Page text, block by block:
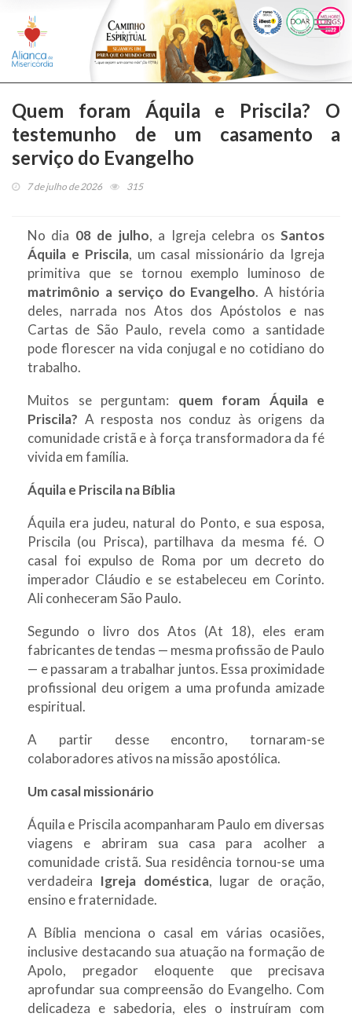
Quem foram Áquila e Priscila? O
testemunho de um casamento a
serviço do Evangelho
7 de julho de 2026 315
No dia 08 de julho, a Igreja celebra osSantos
Áquila e Priscila, um casal missionário da Igreja
primitiva que se tornou exemplo luminoso de
matrimônio a serviço do Evangelho. A história
deles, narrada nos Atos dos Apóstolos e nas
Cartas de São Paulo, revela como a santidade
pode florescer na vida conjugal e no cotidiano do
trabalho.
Muitos se perguntam: quem foram Áquila e
Priscila? A resposta nos conduz às origens da
comunidade cristã e à força transformadora da fé
vivida em família.
Áquila e Priscila na Bíblia
Áquila era judeu, natural do Ponto, e sua esposa,
Priscila (ou Prisca), partilhava da mesma fé. O
casal foi expulso de Roma por um decreto do
imperador Cláudio e se estabeleceu em Corinto.
Ali conheceram São Paulo.
Segundo o livro dos Atos (At 18), eles eram
fabricantes de tendas — mesma profissão de Paulo
— e passaram a trabalhar juntos. Essa proximidade
profissional deu origem a uma profunda amizade
espiritual.
A partir desse encontro, tornaram-se
colaboradores ativos na missão apostólica.
Um casal missionário
Áquila e Priscila acompanharam Paulo em diversas
viagens e abriram sua casa para acolher a
comunidade cristã. Sua residência tornou-se uma
verdadeira Igreja doméstica, lugar de oração,
ensino e fraternidade.
A Bíblia menciona o casal em várias ocasiões,
inclusive destacando sua atuação na formação de
Apolo, pregador eloquente que precisava
aprofundar sua compreensão do Evangelho. Com
delicadeza e sabedoria, eles o instruíram com